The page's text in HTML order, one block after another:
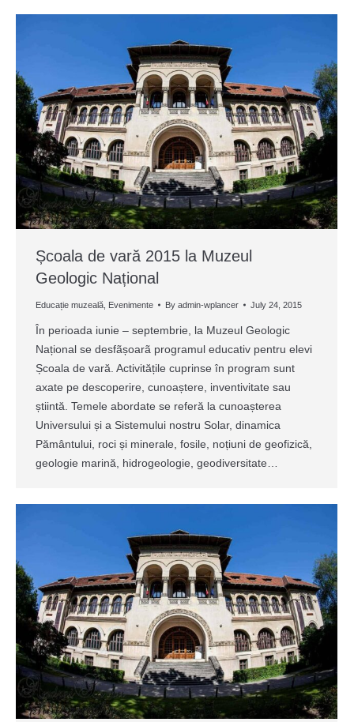
Școala de vară 2015 la Muzeul
Geologic Național
Educație muzeală Evenimente By admin-wplancer July 24, 2015
În perioada iunie – septembrie, la Muzeul Geologic
Național se desfãșoarã programul educativ pentru elevi
Școala de vară. Activitățile cuprinse în program sunt
axate pe descoperire, cunoaștere, inventivitate sau
știintă. Temele abordate se referă la cunoașterea
Universului și a Sistemului nostru Solar, dinamica
Pământului, roci și minerale, fosile, noțiuni de geofizică,
geologie marină, hidrogeologie, geodiversitate…